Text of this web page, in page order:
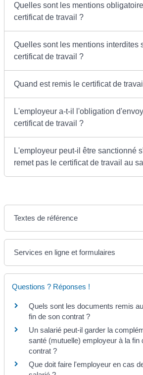
Quelles sont les mentions
certificat de travail ?
Quelles sont les mentions interdites
certificat de travail ?
Quand est remis le certificat de
L'employeur a-t-il l'obligation
certificat de travail ?
L'employeur peut-il être sanctionné
remet pas le certificat de travail au
Textes de référence
Services en ligne et formulaires
Questions ? Réponses !
Quels sont les documents remis
fin de son contrat ?
Un salarié peut-il garder la
santé (mutuelle) employeur à la fin
contrat ?
Que doit faire l'employeur en cas